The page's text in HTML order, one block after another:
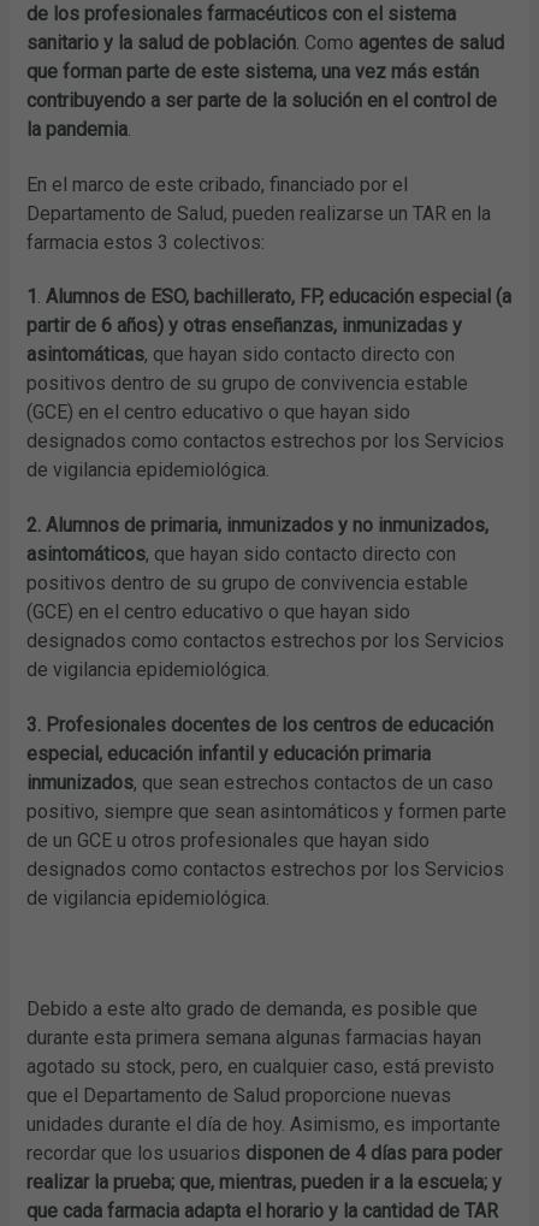
de los profesionales farmacéuticos con el sistema
sanitario y la salud de población . Como agentes de salud
que forman parte de este sistema, una vez más están
contribuyendo a ser parte de la solución en el control de
la pandemia
En el marco de este cribado, financiado por el
Departamento de Salud, pueden realizarse un TAR en la
farmacia estos 3 colectivos:
1 .Alumnos de ESO, bachillerato, FP, educación especial (a
partir de 6 años) y otras enseñanzas, inmunizadas y
asintomáticas, que hayan sido contacto directo con
positivos dentro de su grupo de convivencia estable
(GCE) en el centro educativo o que hayan sido
designados como contactos estrechos por los Servicios
de vigilancia epidemiológica.
2. Alumnos de primaria, inmunizados y no inmunizados,
asintomáticos, que hayan sido contacto directo con
positivos dentro de su grupo de convivencia estable
(GCE) en el centro educativo o que hayan sido
designados como contactos estrechos por los Servicios
de vigilancia epidemiológica.
3. Profesionales docentes de los centros de educación
especial, educación infantil y educación primaria
inmunizados, que sean estrechos contactos de un caso
positivo, siempre que sean asintomáticos y formen parte
de un GCE u otros profesionales que hayan sido
designados como contactos estrechos por los Servicios
de vigilancia epidemiológica.
Debido a este alto grado de demanda, es posible que
durante esta primera semana algunas farmacias hayan
agotado su stock, pero, en cualquier caso, está previsto
que el Departamento de Salud proporcione nuevas
unidades durante el día de hoy. Asimismo, es importante
recordar que los usuarios disponen de 4 días para poder
realizar la prueba; que, mientras, pueden ir a la escuela; y
que cada farmacia adapta el horario y la cantidad de TAR